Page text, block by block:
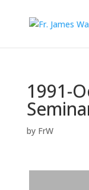
1991-
by FrW